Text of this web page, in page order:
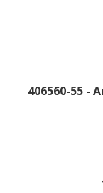
406560-55 -